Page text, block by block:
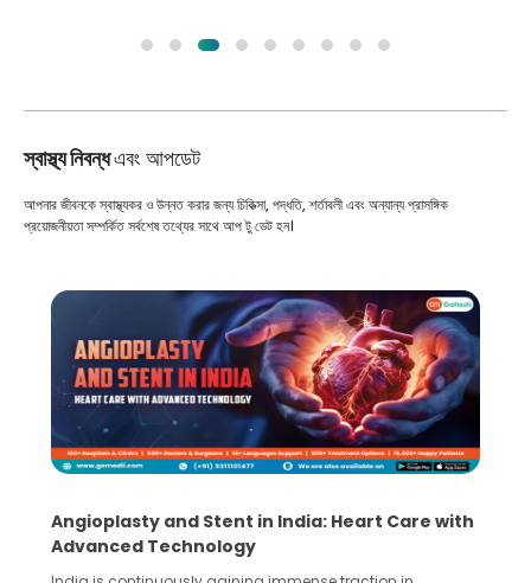
স্বাস্থ্য নিবন্ধএবং আপডেট
আপনার জীবনকে স্বাস্থ্যকর ও উন্নত করার জন্য চিকিত্সা, পদ্ধতি, শর্তাবলী এবং অন্যান্য প্রাসঙ্গিক
প্রয়োজনীয়তা সম্পর্কিত সর্বশেষ তথ্যের সাথে আপ টু ডেট হন।
Angioplasty and Stent in India: Heart Care with
Advanced Technology